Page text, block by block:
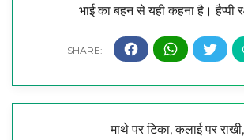
भाई का बहन से यही कहना है। हैप्पी
माथे पर टिका, कलाई पर राखी,